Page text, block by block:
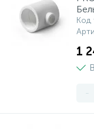
Код
1
-